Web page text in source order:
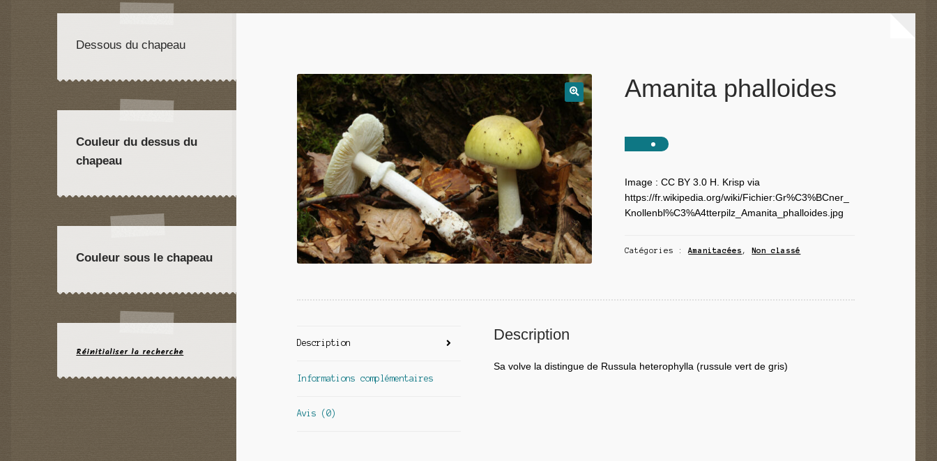
Amanita phalloides
Image : CC BY 3.0 H. Krisp via
https://fr.wikipedia.org/wiki/Fichier:Gr%C3%BCner_
Knollenbl%C3%A4tterpilz_Amanita_phalloides.jpg
Catégories :Amanitacées ,Non classé
Description
Informations complémentaires
Avis (0)
Description
Sa volve la distingue de Russula heterophylla (russule vert de gris)
Dessous du chapeau
Couleur du dessus du
chapeau
Couleur sous le chapeau
Réinitialiser la recherche